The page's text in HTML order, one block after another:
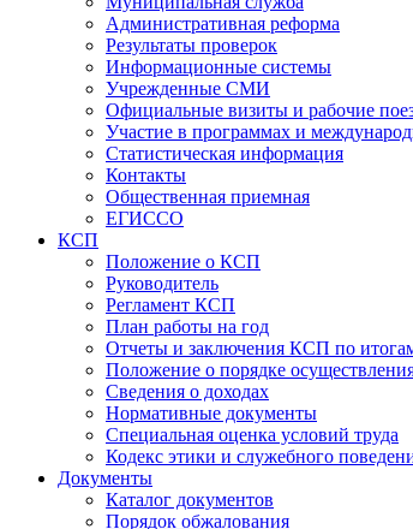
Административная реформа
Результаты проверок
Информационные системы
Учрежденные СМИ
Официальные визиты и рабочие
Участие в программах и
Статистическая информация
Контакты
Общественная приемная
ЕГИССО
КСП
Положение о КСП
Руководитель
Регламент КСП
План работы на год
Отчеты и заключения КСП по
Положение о порядке
Сведения о доходах
Нормативные документы
Специальная оценка условий труда
Кодекс этики и служебного
Документы
Каталог документов
Порядок обжалования